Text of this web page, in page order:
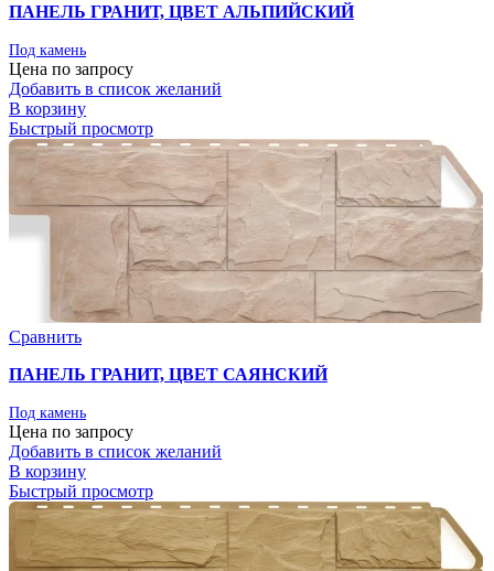
ПАНЕЛЬ ГРАНИТ, ЦВЕТ АЛЬПИЙСКИЙ
Под камень
Цена по запросу
Добавить в список желаний
В корзину
Быстрый просмотр
Сравнить
ПАНЕЛЬ ГРАНИТ, ЦВЕТ САЯНСКИЙ
Под камень
Цена по запросу
Добавить в список желаний
В корзину
Быстрый просмотр